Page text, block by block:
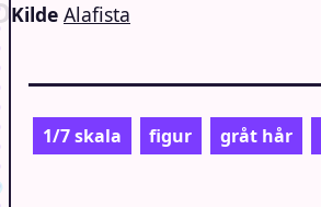
Kilde Alafista
1/7 skala figur gråt hår